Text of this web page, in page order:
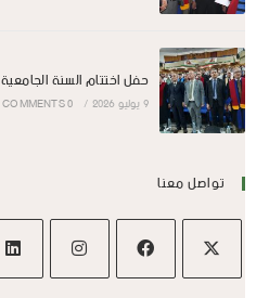
حفل اختتام السنة الجامعية 2026/2025
9 يوليو 2026 /
0 COMMENTS
تواصل معنا